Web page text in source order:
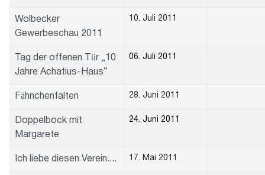
Wolbecker
Gewerbeschau 2011
10. Juli 2011
Tag der offenen Tür „10
Jahre Achatius-Haus“
06. Juli 2011
Fähnchenfalten 28. Juni 2011
Doppelbock mit
Margarete
24. Juni 2011
Ich liebe diesen Verein.... 17. Mai 2011